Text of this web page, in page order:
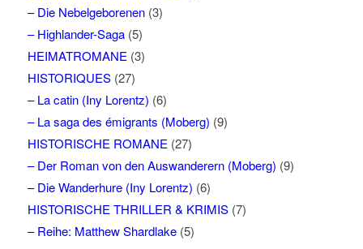
– Die Nebelgeborenen(3)
– Highlander-Saga(5)
HEIMATROMANE (3)
HISTORIQUES(27)
– La catin (Iny Lorentz) (6)
– La saga des émigrants (Moberg) (9)
HISTORISCHE ROMANE (27)
– Der Roman von den Auswanderern (Moberg) (9)
– Die Wanderhure (Iny Lorentz) (6)
HISTORISCHE THRILLER & KRIMIS(7)
– Reihe: Matthew Shardlake(5)